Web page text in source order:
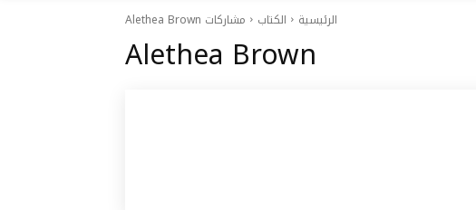
الرئيسية الكتاب مشاركات Alethea Brown
Alethea Brown